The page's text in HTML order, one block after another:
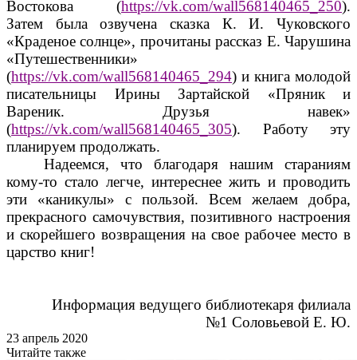
Востокова (https://vk.com/wall568140465_250).
Затем была озвучена сказка К. И. Чуковского
«Краденое солнце», прочитаны рассказ Е. Чарушина
«Путешественники»
(https://vk.com/wall568140465_294) и книга молодой
писательницы Ирины Зартайской «Пряник и
Вареник. Друзья навек»
(https://vk.com/wall568140465_305). Работу эту
планируем продолжать.
Надеемся, что благодаря нашим стараниям
кому-то стало легче, интереснее жить и проводить
эти «каникулы» с пользой. Всем желаем добра,
прекрасного самочувствия, позитивного настроения
и скорейшего возвращения на свое рабочее место в
царство книг!
Информация ведущего библиотекаря филиала
№1 Соловьевой Е. Ю.
23 апрель 2020
Читайте также